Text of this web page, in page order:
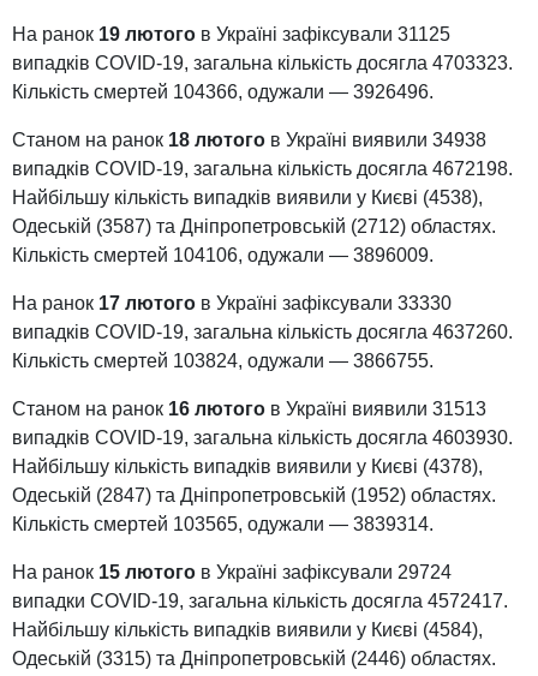
На ранок 19 лютого в Україні зафіксували 31125
випадків COVID-19, загальна кількість досягла 4703323.
Кількість смертей 104366, одужали — 3926496.
Станом на ранок 18 лютого в Україні виявили 34938
випадків COVID-19, загальна кількість досягла 4672198.
Найбільшу кількість випадків виявили у Києві (4538),
Одеській (3587) та Дніпропетровській (2712) областях.
Кількість смертей 104106, одужали — 3896009.
На ранок 17 лютого в Україні зафіксували 33330
випадків COVID-19, загальна кількість досягла 4637260.
Кількість смертей 103824, одужали — 3866755.
Станом на ранок 16 лютого в Україні виявили 31513
випадків COVID-19, загальна кількість досягла 4603930.
Найбільшу кількість випадків виявили у Києві (4378),
Одеській (2847) та Дніпропетровській (1952) областях.
Кількість смертей 103565, одужали — 3839314.
На ранок 15 лютого в Україні зафіксували 29724
випадки COVID-19, загальна кількість досягла 4572417.
Найбільшу кількість випадків виявили у Києві (4584),
Одеській (3315) та Дніпропетровській (2446) областях.